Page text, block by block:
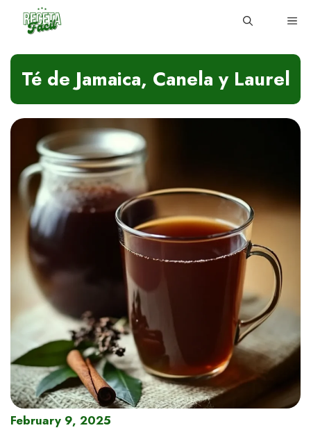
Té de Jamaica, Canela y Laurel
February 9, 2025